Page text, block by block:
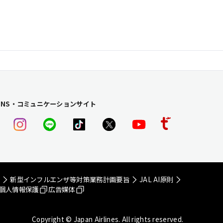
・コミュニケーションサイト
新型インフルエンザ等対策業務計画要旨
JAL AI原則
人情報保護
広告媒体
Copyright © Japan Airlines. All rights reserved.